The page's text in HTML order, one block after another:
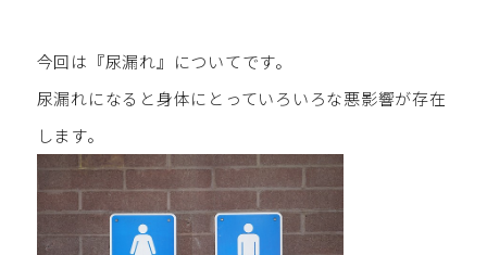
今回は『尿漏れ』についてです。
尿漏れになると身体にとっていろいろな悪影響が存在
します。